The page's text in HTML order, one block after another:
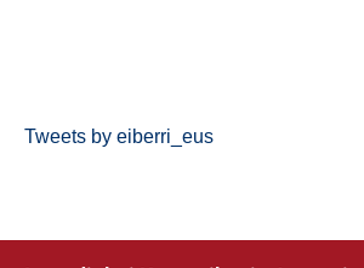
Tweets by eiberri_eus